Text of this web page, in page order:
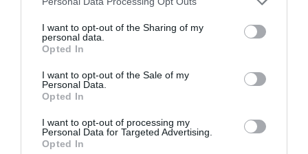
I want to opt-out of the Sharing of my
personal data.
Opted In
I want to opt-out of the Sale of my
Personal Data.
Opted In
I want to opt-out of processing my
Personal Data for Targeted Advertising.
Opted In